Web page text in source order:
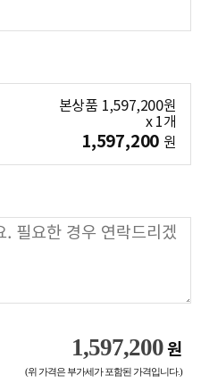
본상품 1,597,200원
x 1개
1,597,200 원
1,597,200 원
(위 가격은 부가세가 포함된 가격입니다.)